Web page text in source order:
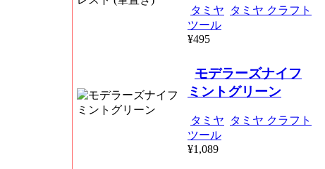
タミヤ
タミヤ クラフト
ツール
¥495
モデラーズナイフ
ミントグリーン
タミヤ
タミヤ クラフト
ツール
¥1,089